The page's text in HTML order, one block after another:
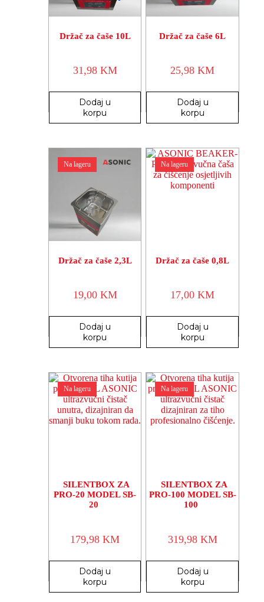
Držač za čaše 10L
31,98 KM
Dodaj u
korpu
Držač za čaše 6L
25,98KM
Dodaj u
korpu
Na lageru
Držač za čaše 2,3L
19,00 KM
Dodaj u
korpu
Na lageru
Držač za čaše 0,8L
17,00KM
Dodaj u
korpu
Na lageru
SILENTBOX ZA
PRO-20 MODEL SB-
20
179,98KM
Dodaj u
korpu
Na lageru
SILENTBOX ZA
PRO-100 MODEL SB-
100
319,98 KM
Dodaj u
korpu